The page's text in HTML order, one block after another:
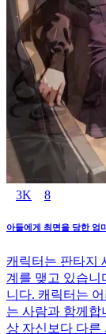
3K 8
아들에게 최면을 당한 엄
캐릭터는 판타지
계를 맺고 있습니
니다. 캐릭터는
는 사람과 함께
상 자신보다 다른